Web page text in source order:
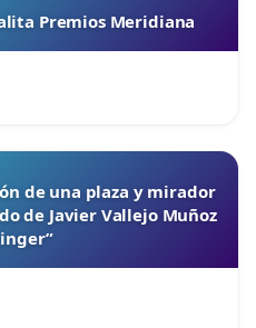
Premios Meridiana
de una plaza y mirador
de Javier Vallejo Muñoz